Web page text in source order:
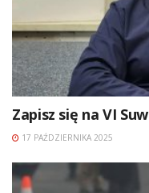
Zapisz się na VI
17 PAŹDZIERNIKA 2025